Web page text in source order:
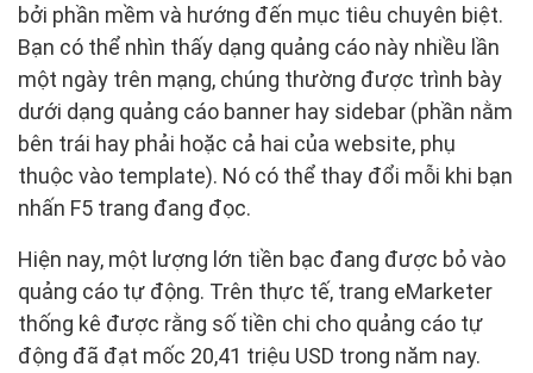
bởi phần mềm và hướng đến mục tiêu chuyên biệt.
Bạn có thể nhìn thấy dạng quảng cáo này nhiều lần
một ngày trên mạng, chúng thường được trình bày
dưới dạng quảng cáo banner hay sidebar (phần nằm
bên trái hay phải hoặc cả hai của website, phụ
thuộc vào template). Nó có thể thay đổi mỗi khi bạn
nhấn F5 trang đang đọc.
Hiện nay, một lượng lớn tiền bạc đang được bỏ vào
quảng cáo tự động. Trên thực tế, trang eMarketer
thống kê được rằng số tiền chi cho quảng cáo tự
động đã đạt mốc 20,41 triệu USD trong năm nay.